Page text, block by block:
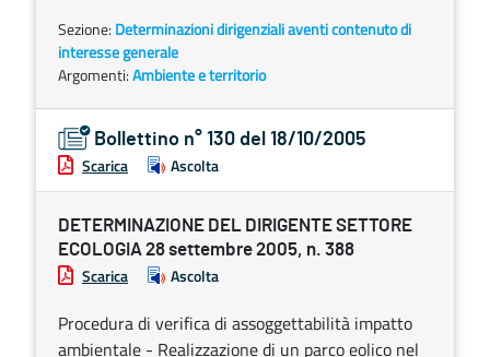
Sezione: Determinazioni dirigenziali aventi contenuto di
interesse generale
Argomenti:Ambiente e territorio
Bollettino n° 130 del 18/10/2005
Scarica Ascolta
DETERMINAZIONE DEL DIRIGENTE SETTORE
ECOLOGIA 28 settembre 2005, n. 388
Scarica Ascolta
Procedura di verifica di assoggettabilità impatto
ambientale - Realizzazione di un parco eolico nel